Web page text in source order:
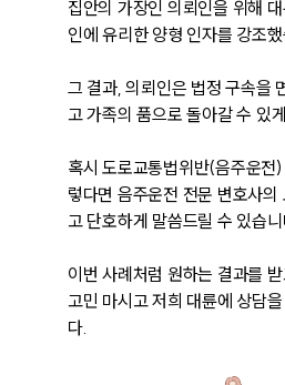
집안의 가장인 의뢰인을 위해
인에 유리한 양형 인자를 강조했
그 결과, 의뢰인은 법정 구속을
고 가족의 품으로 돌아갈 수 있
혹시 도로교통법위반(음주운전
렇다면 음주운전 전문 변호사
고 단호하게 말씀드릴 수 있습니
이번 사례처럼 원하는 결과를
고민 마시고 저희 대륜에 상담
다.